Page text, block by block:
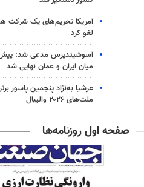
آمریکا تحریم‌های یک شرکت
لغو کرد
آسوشیتدپرس مدعی شد:
میان ایران و عمان نهایی شد
عرشیا به‌نژاد پنجمین پاسور
ملت‌های ۲۰۲۶ والیبال
صفحه اول روزنامه‌ها